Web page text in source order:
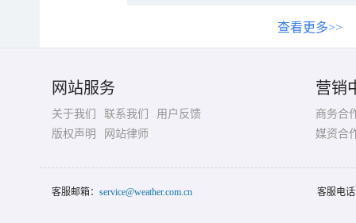
查看更多>>
网站服务
关于我们 联系我们
用户反馈
版权声明
网站律师
营销
商务合
媒资合
客服邮箱： service@weather.com.cn 客服电